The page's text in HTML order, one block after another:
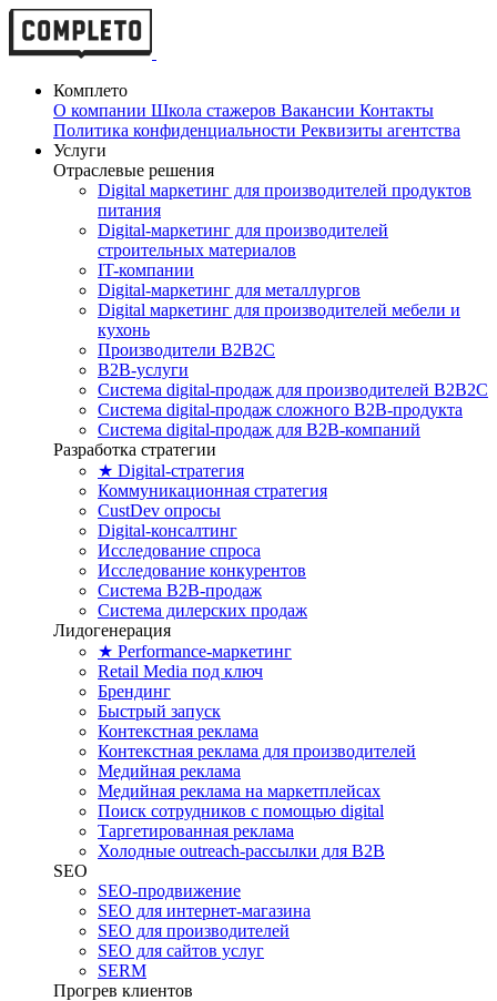
Комплето
О компании Школа стажеров Вакансии Контакты
Политика конфиденциальности Реквизиты агентства
Услуги
Отраслевые решения
Digital маркетинг для производителей продуктов
питания
Digital-маркетинг для производителей
строительных материалов
IT-компании
Digital-маркетинг для металлургов
Digital маркетинг для производителей мебели и
кухонь
Производители B2B2C
B2B-услуги
Cистема digital-продаж для производителей B2B2C
Система digital-продаж сложного B2B-продукта
Система digital-продаж для B2B-компаний
Разработка стратегии
★ Digital-стратегия
Коммуникационная стратегия
CustDev опросы
Digital-консалтинг
Исследование спроса
Исследование конкурентов
Система B2B-продаж
Система дилерских продаж
Лидогенерация
★ Performance-маркетинг
Retail Media под ключ
Брендинг
Быстрый запуск
Контекстная реклама
Контекстная реклама для производителей
Медийная реклама
Медийная реклама на маркетплейсах
Поиск сотрудников с помощью digital
Таргетированная реклама
Холодные outreach-рассылки для B2B
SEO
SEO-продвижение
SEO для интернет-магазина
SEO для производителей
SEO для сайтов услуг
SERM
Прогрев клиентов